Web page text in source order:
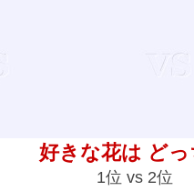
好きな花は どっ
1位 vs 2位